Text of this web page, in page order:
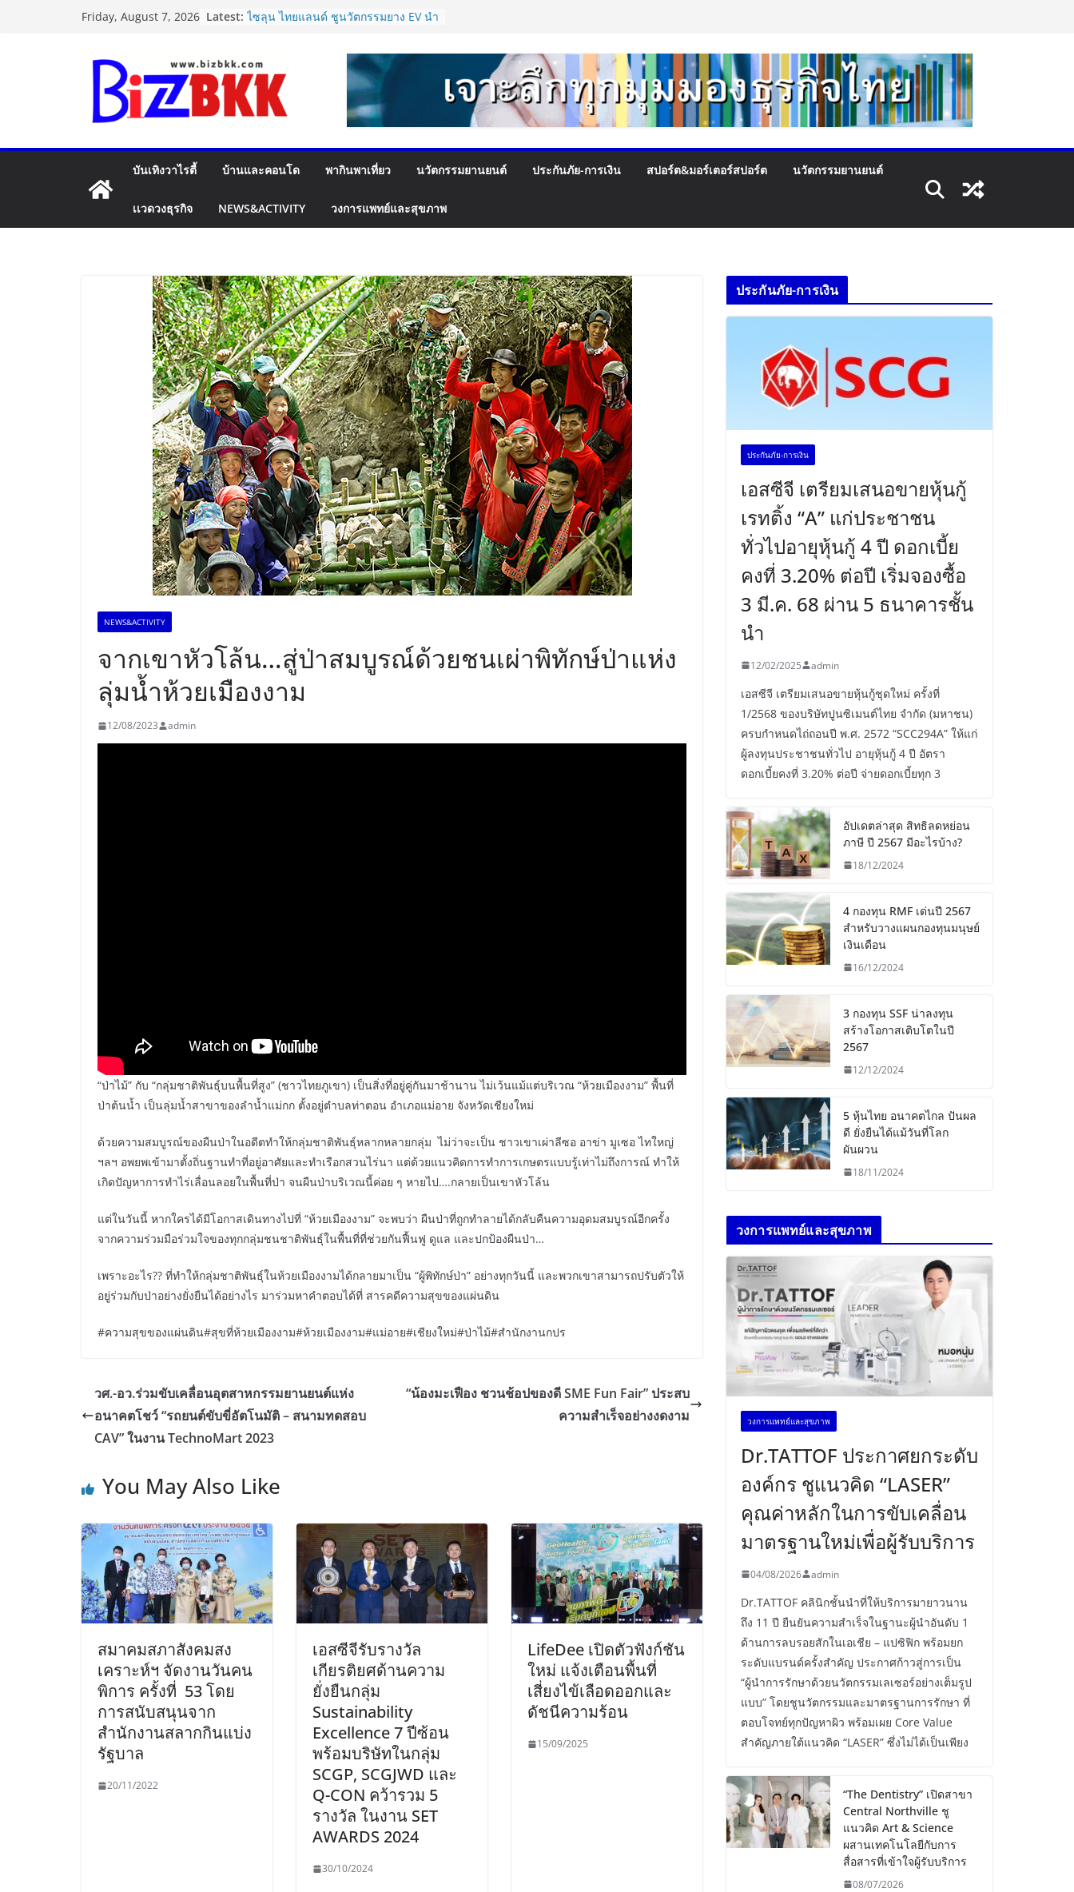
Friday, August 7, 2026 Latest: แฟลช เอ็กซ์เพรส เปิดตัว “Flash Care
Plus”ยกระดับความอุ่นใจในการจัดส่ง
ไซลุน ไทยแลนด์ ชูนวัตกรรมยาง EV นำ
Xiaomi SU7 Ultra และ VOGUE Tire
จัดแสดงในงาน IMPACT SPEED FEST
2026
รอยัล” หลังสร้างชื่อเสียงประเทศไทยบน
เวที America’s Got Talent พร้อมส่ง
Dr.TATTOF ประกาศยกระดับองค์กร ชู
แนวคิด “LASER” คุณค่าหลักในการขับ
เดียว ลดบิดเบือนตลาด เพิ่ม
ประสิทธิภาพจัดเก็บรายได้
บันเทิงวาไรตี้ บ้านและคอนโด พากินพาเที่ยว นวัตกรรมยานยนต์ ประกันภัย-การเงิน สปอร์ต&มอร์เตอร์สปอร์ต นวัตกรรมยานยนต์
เเวดวงธุรกิจ NEWS&ACTIVITY วงการแพทย์และสุขภาพ
NEWS&ACTIVITY
จากเขาหัวโล้น…สู่ป่าสมบูรณ์ด้วยชนเผ่าพิทักษ์ป่าแห่ง
ลุ่มน้ำห้วยเมืองงาม
12/08/2023 admin
“ป่าไม้” กับ “กลุ่มชาติพันธุ์บนพื้นที่สูง” (ชาวไทยภูเขา) เป็นสิ่งที่อยู่คู่กันมาช้านาน ไม่เว้นแม้แต่บริเวณ “ห้วยเมืองงาม” พื้นที่
ป่าต้นน้ำ เป็นลุ่มน้ำสาขาของลำน้ำแม่กก ตั้งอยู่ตำบลท่าตอน อำเภอแม่อาย จังหวัดเชียงใหม่
ด้วยความสมบูรณ์ของผืนป่าในอดีตทำให้กลุ่มชาติพันธุ์หลากหลายกลุ่ม ไม่ว่าจะเป็น ชาวเขาเผ่าลีซอ อาข่า มูเซอ ไทใหญ่
ฯลฯ อพยพเข้ามาตั้งถิ่นฐานทำที่อยู่อาศัยและทำเรือกสวนไร่นา แต่ด้วยแนวคิดการทำการเกษตรแบบรู้เท่าไม่ถึงการณ์ ทำให้
เกิดปัญหาการทำไร่เลื่อนลอยในพื้นที่ป่า จนผืนป่าบริเวณนี้ค่อย ๆ หายไป….กลายเป็นเขาหัวโล้น
แต่ในวันนี้ หากใครได้มีโอกาสเดินทางไปที่ “ห้วยเมืองงาม” จะพบว่า ผืนป่าที่ถูกทำลายได้กลับคืนความอุดมสมบูรณ์อีกครั้ง
จากความร่วมมือร่วมใจของทุกกลุ่มชนชาติพันธุ์ในพื้นที่ที่ช่วยกันฟื้นฟู ดูแล และปกป้องผืนป่า…
เพราะอะไร?? ที่ทำให้กลุ่มชาติพันธุ์ในห้วยเมืองงามได้กลายมาเป็น “ผู้พิทักษ์ป่า” อย่างทุกวันนี้ และพวกเขาสามารถปรับตัวให้
อยู่ร่วมกับป่าอย่างยั่งยืนได้อย่างไร มาร่วมหาคำตอบได้ที่ สารคดีความสุขของแผ่นดิน
#ความสุขของแผ่นดิน#สุขที่ห้วยเมืองงาม#ห้วยเมืองงาม#แม่อาย#เชียงใหม่#ป่าไม้#สำนักงานกปร
วศ.-อว.ร่วมขับเคลื่อนอุตสาหกรรมยานยนต์แห่ง
อนาคตโชว์ “รถยนต์ขับขี่อัตโนมัติ – สนามทดสอบ
CAV” ในงาน TechnoMart 2023
“น้องมะเฟือง ชวนช้อปของดี SME Fun Fair” ประสบ
ความสำเร็จอย่างงดงาม
You May Also Like
สมาคมสภาสังคมสง
เคราะห์ฯ จัดงานวันคน
พิการ ครั้งที่ 53 โดย
การสนับสนุนจาก
สำนักงานสลากกินแบ่ง
รัฐบาล
20/11/2022
เอสซีจีรับรางวัล
เกียรติยศด้านความ
ยั่งยืนกลุ่ม
Sustainability
Excellence 7 ปีซ้อน
พร้อมบริษัทในกลุ่ม
SCGP, SCGJWD และ
Q-CON คว้ารวม 5
รางวัล ในงาน SET
AWARDS 2024
30/10/2024
LifeDee เปิดตัวฟังก์ชัน
ใหม่ แจ้งเตือนพื้นที่
เสี่ยงไข้เลือดออกและ
ดัชนีความร้อน
15/09/2025
ประกันภัย-การเงิน
ประกันภัย-การเงิน
เอสซีจี เตรียมเสนอขายหุ้นกู้
เรทติ้ง “A” แก่ประชาชน
ทั่วไปอายุหุ้นกู้ 4 ปี ดอกเบี้ย
คงที่ 3.20% ต่อปี เริ่มจองซื้อ
3 มี.ค. 68 ผ่าน 5 ธนาคารชั้น
นำ
12/02/2025 admin
เอสซีจี เตรียมเสนอขายหุ้นกู้ชุดใหม่ ครั้งที่
1/2568 ของบริษัทปูนซิเมนต์ไทย จำกัด (มหาชน)
ครบกำหนดไถ่ถอนปี พ.ศ. 2572 “SCC294A” ให้แก่
ผู้ลงทุนประชาชนทั่วไป อายุหุ้นกู้ 4 ปี อัตรา
ดอกเบี้ยคงที่ 3.20% ต่อปี จ่ายดอกเบี้ยทุก 3
อัปเดตล่าสุด สิทธิลดหย่อน
ภาษี ปี 2567 มีอะไรบ้าง?
18/12/2024
4 กองทุน RMF เด่นปี 2567
สำหรับวางแผนกองทุนมนุษย์
เงินเดือน
16/12/2024
3 กองทุน SSF น่าลงทุน
สร้างโอกาสเติบโตในปี
2567
12/12/2024
5 หุ้นไทย อนาคตไกล ปันผล
ดี ยั่งยืนได้แม้วันที่โลก
ผันผวน
18/11/2024
วงการแพทย์และสุขภาพ
วงการแพทย์และสุขภาพ
Dr.TATTOF ประกาศยกระดับ
องค์กร ชูแนวคิด “LASER”
คุณค่าหลักในการขับเคลื่อน
มาตรฐานใหม่เพื่อผู้รับบริการ
04/08/2026 admin
Dr.TATTOF คลินิกชั้นนำที่ให้บริการมายาวนาน
ถึง 11 ปี ยืนยันความสำเร็จในฐานะผู้นำอันดับ 1
ด้านการลบรอยสักในเอเชีย – แปซิฟิก พร้อมยก
ระดับแบรนด์ครั้งสำคัญ ประกาศก้าวสู่การเป็น
“ผู้นำการรักษาด้วยนวัตกรรมเลเซอร์อย่างเต็มรูป
แบบ” โดยชูนวัตกรรมและมาตรฐานการรักษา ที่
ตอบโจทย์ทุกปัญหาผิว พร้อมเผย Core Value
สำคัญภายใต้แนวคิด “LASER” ซึ่งไม่ได้เป็นเพียง
“The Dentistry” เปิดสาขา
Central Northville ชู
แนวคิด Art & Science
ผสานเทคโนโลยีกับการ
สื่อสารที่เข้าใจผู้รับบริการ
08/07/2026